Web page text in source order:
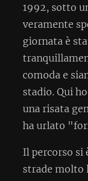
1992, sotto
veramente
giornata è
comoda e
stadio. Qui
una risata
ha urlato
Il percorso si
strade molto